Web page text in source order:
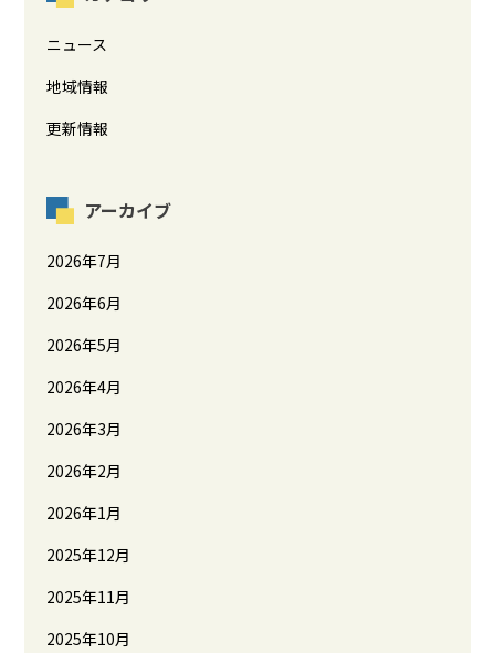
ニュース
地域情報
更新情報
アーカイブ
2026年7月
2026年6月
2026年5月
2026年4月
2026年3月
2026年2月
2026年1月
2025年12月
2025年11月
2025年10月